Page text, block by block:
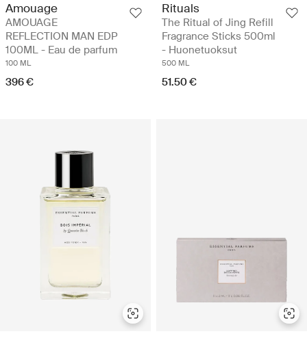
Amouage
AMOUAGE
REFLECTION MAN EDP
100ML - Eau de parfum
100 ML
396 €
Rituals
The Ritual of Jing Refill
Fragrance Sticks 500ml
- Huonetuoksut
500 ML
51.50 €